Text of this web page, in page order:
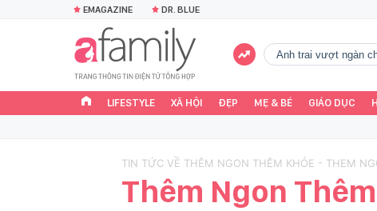
EMAGAZINE DR. BLUE
Anh trai vượt ngàn
LIFESTYLE XÃ HỘI ĐẸP MẸ & BÉ GIÁO DỤC
TIN TỨC VỀ THÊM NGON THÊM KHỎE - THEM
Thêm Ngon